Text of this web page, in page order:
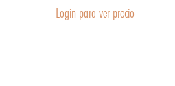
Login para ver precio